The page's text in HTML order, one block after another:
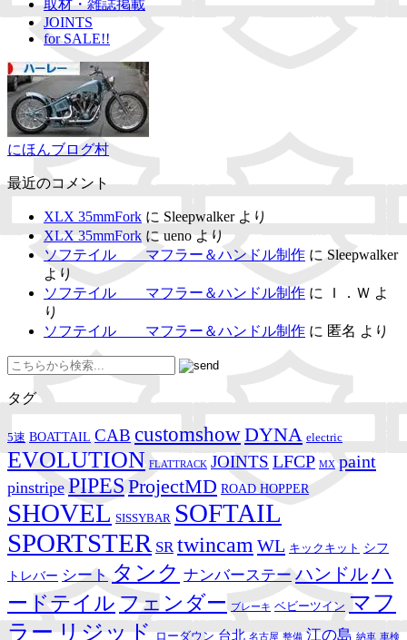
取材・雑誌掲載
JOINTS
for SALE!!
にほんブログ村
最近のコメント
XLX 35mmFork に Sleepwalkerより
XLX 35mmFork に ueno より
ソフテイル マフラー＆ハンドル制作 に Sleepwalker
より
ソフテイル マフラー＆ハンドル制作 に Ｉ．Ｗ よ
り
ソフテイル マフラー＆ハンドル制作 に 匿名 より
タグ
5速 BOATTAIL CAB customshowDYNA electric
EVOLUTION FLATTRACK JOINTS LFCP MX paint
pinstripe PIPES ProjectMD ROAD HOPPER
SHOVEL SISSYBAR SOFTAIL
SPORTSTER SR twincamWL キックキット シフ
トレバー シート タンク ナンバーステー ハンドルハ
ードテイル フェンダー ブレーキ ベビーツイン マフ
ラー リジッド ローダウン 台北 名古屋 整備 江の島 納車 車検